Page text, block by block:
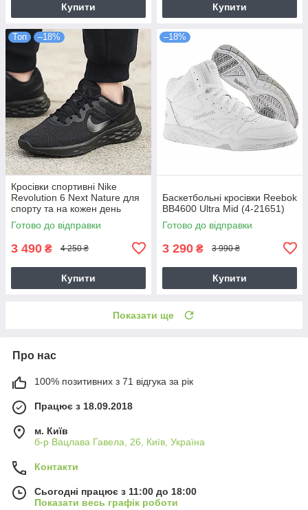
Купити Купити
Топ –18%
Кросівки спортивні Nike
Revolution 6 Next Nature для
спорту та на кожен день
(DC3728-001)
Готово до відправки
3 490 ₴ 4 250 ₴
Купити
–18%
Баскетбольні кросівки Reebok
BB4600 Ultra Mid (4-21651)
Готово до відправки
3 290 ₴ 3 990 ₴
Купити
Показати ще
Про нас
100% позитивних з 71 відгука за рік
Працює з 18.09.2018
м. Київ
б-р Вацлава Гавела, 26, Київ, Україна
Контакти
Сьогодні працює з 11:00 до 18:00
Показати весь графік роботи